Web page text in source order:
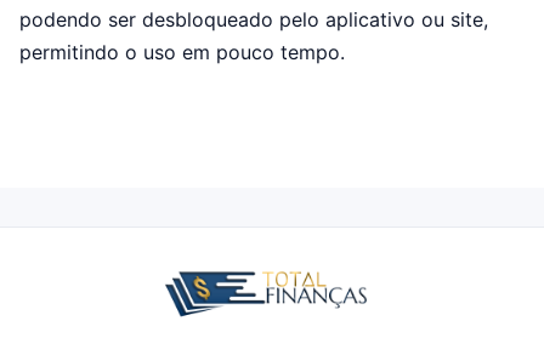
podendo ser desbloqueado pelo aplicativo ou site,
permitindo o uso em pouco tempo.